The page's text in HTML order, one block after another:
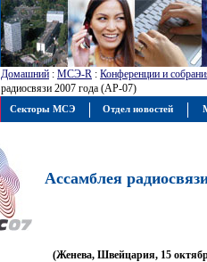
Домашний : МСЭ-R : Конференции и
радиосвязи 2007 года (АР-07)
Ассамблея
(Женева, Швейцария, 15
Секторы МСЭ Отдел новостей